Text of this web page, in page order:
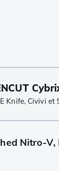
Knife, Civivi et
Nitro-